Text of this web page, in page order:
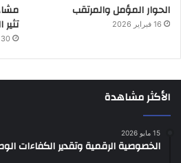
الحوار المؤمل والمرتقب
16 فبراير 2026
30 يناير 2026
الأكثر مشاهدة
15 مايو 2026
الخصوصية الرقمية وتقدير الكفاءات